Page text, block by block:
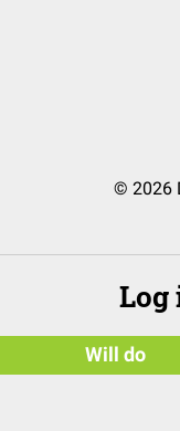
© 2026
Log
Will do